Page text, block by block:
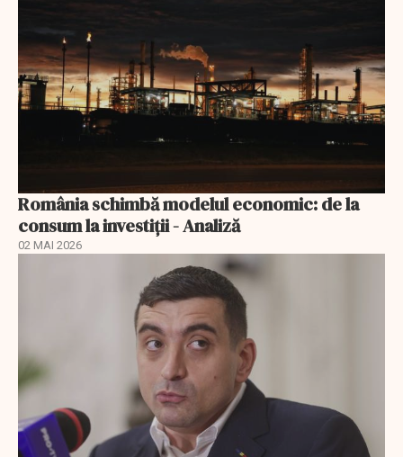
România schimbă modelul economic: de la
consum la investiții - Analiză
02 MAI 2026